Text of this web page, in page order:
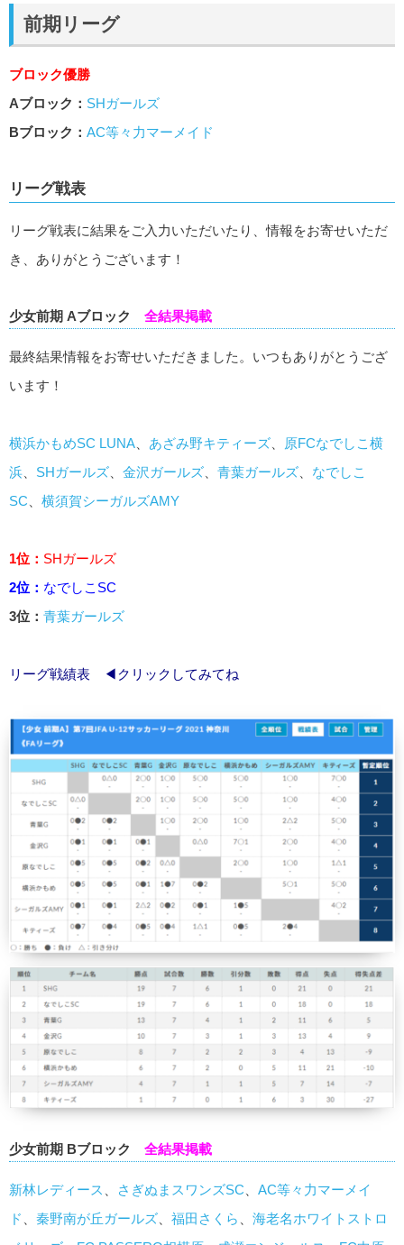
前期リーグ
ブロック優勝
Aブロック ： SHガールズ
Bブロック： AC等々力マーメイド
リーグ戦表
リーグ戦表に結果をご入力いただいたり、情報をお寄せいただ
き、ありがとうございます！
少女前期 Aブロック 全結果掲載
最終結果情報をお寄せいただきました。いつもありがとうござ
います！
横浜かもめSC LUNA あざみ野キティーズ
原FCなでしこ横
浜
SHガールズ 金沢ガールズ 青葉ガールズ
なでしこ
SC
横須賀シーガルズAMY
1位： SHガールズ
2位： なでしこSC
3位： 青葉ガールズ
リーグ戦績表 ◀クリックしてみてね
少女前期 Bブロック 全結果掲載
新林レディース 、 さぎぬまスワンズSC、 AC等々力マーメイ
ド 、 秦野南が丘ガールズ、 福田さくら 、 海老名ホワイトストロ